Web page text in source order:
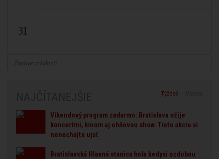
31
Žiadne udalosti
Týždeň
Víkendový program zadarmo: Bratislava ožije
koncertmi, kinom aj ohňovou show. Tieto akcie si
nenechajte ujsť
Bratislavská Hlavná stanica bola kedysi ozdobou